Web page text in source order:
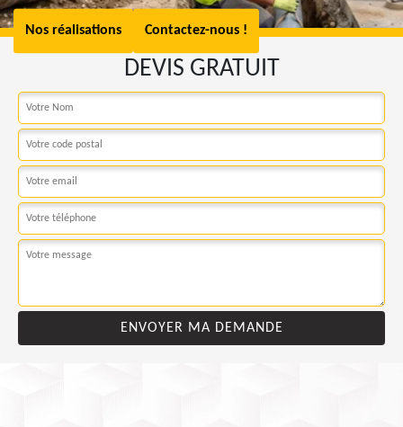
Nos réalisations Contactez-nous !
DEVIS GRATUIT